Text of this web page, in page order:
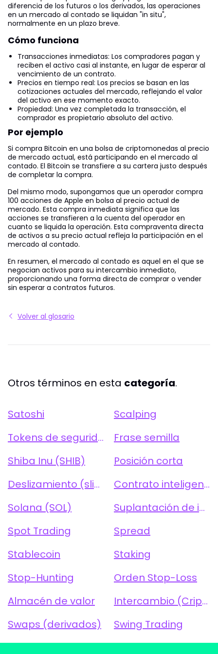
diferencia de los futuros o los derivados, las operaciones
en un mercado al contado se liquidan "in situ",
normalmente en un plazo breve.
Cómo funciona
Transacciones inmediatas: Los compradores pagan y
reciben el activo casi al instante, en lugar de esperar al
vencimiento de un contrato.
Precios en tiempo real: Los precios se basan en las
cotizaciones actuales del mercado, reflejando el valor
del activo en ese momento exacto.
Propiedad: Una vez completada la transacción, el
comprador es propietario absoluto del activo.
Por ejemplo
Si compra Bitcoin en una bolsa de criptomonedas al precio
de mercado actual, está participando en el mercado al
contado. El Bitcoin se transfiere a su cartera justo después
de completar la compra.
Del mismo modo, supongamos que un operador compra
100 acciones de Apple en bolsa al precio actual de
mercado. Esta compra inmediata significa que las
acciones se transfieren a la cuenta del operador en
cuanto se liquida la operación. Esta compraventa directa
de activos a su precio actual refleja la participación en el
mercado al contado.
En resumen, el mercado al contado es aquel en el que se
negocian activos para su intercambio inmediato,
proporcionando una forma directa de comprar o vender
sin esperar a contratos futuros.
Volver al glosario
Otros términos en esta categoría.
Satoshi
Scalping
Tokens de seguridad
Frase semilla
Shiba Inu (SHIB)
Posición corta
Deslizamiento (slippage)
Contrato inteligente
Solana (SOL)
Suplantación de identidad
Spot Trading
Spread
Stablecoin
Staking
Stop-Hunting
Orden Stop-Loss
Almacén de valor
Intercambio (Cripto)
Swaps (derivados)
Swing Trading